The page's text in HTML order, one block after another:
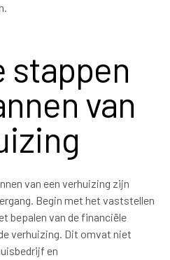
stappen
van
van een verhuizing zijn
Begin met het vaststellen
bepalen van de financiële
verhuizing. Dit omvat niet
en